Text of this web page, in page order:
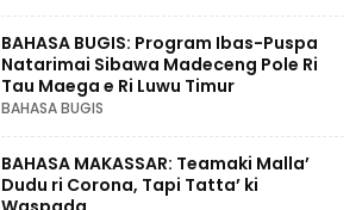
BAHASA BUGIS: Program Ibas-Puspa
Natarimai Sibawa Madeceng Pole Ri
Tau Maega e Ri Luwu Timur
BAHASA BUGIS
BAHASA MAKASSAR: Teamaki Malla’
Dudu ri Corona, Tapi Tatta’ ki